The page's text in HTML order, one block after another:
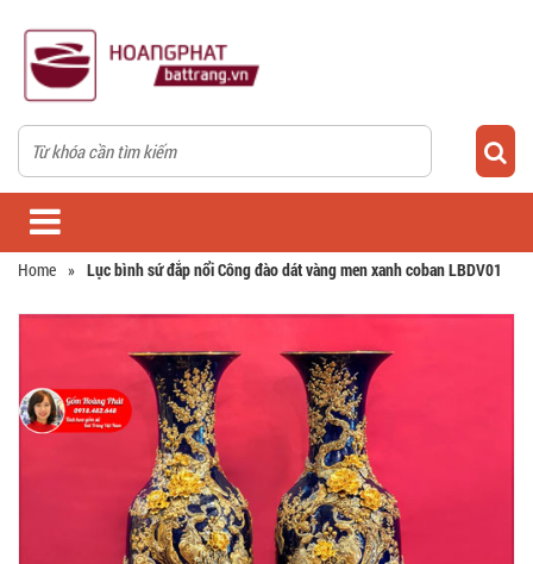
Home » Lục bình sứ đắp nổi Công đào dát vàng men xanh coban LBDV01